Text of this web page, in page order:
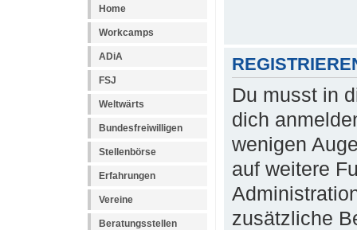
Home
Workcamps
ADiA
FSJ
Weltwärts
Bundesfreiwilligen
Stellenbörse
Erfahrungen
Vereine
Beratungsstellen
Du musst in
dich
wenigen
auf weitere
zusätzliche